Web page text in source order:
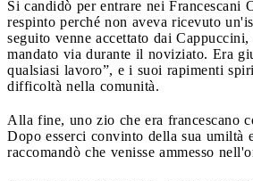
Si candidò per entrare nei Francescani
respinto perché non aveva ricevuto
seguito venne accettato dai
mandato via durante il noviziato. Era
qualsiasi lavoro”, e i suoi rapimenti
difficoltà nella comunità.
Alla fine, uno zio che era francescano
Dopo esserci convinto della sua umiltà
raccomandò che venisse ammesso